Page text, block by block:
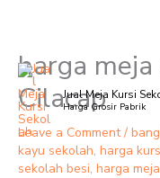
Skip
content
Jual Meja Kursi
Harga Grosir Pabrik
harga
Cilacap
Leave a Comment /
kayu sekolah, harga
sekolah besi, harga